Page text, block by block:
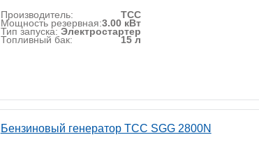
Производитель: ТСС
Мощность резервная:3.00 кВт
Тип запуска: Электростартер
Топливный бак: 15 л
Бензиновый генератор ТСС SGG 2800N